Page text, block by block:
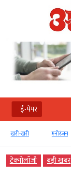
ई-पेपर
खरी-खरी मनोरंजन
टेक्‍नोलॉजी बड़ी खबर